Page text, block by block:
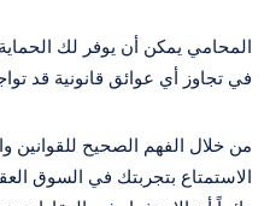
المحامي يمكن أن يوفر لك
في تجاوز أي عوائق قانونية قد
من خلال الفهم الصحيح للقوانين
الاستمتاع بتجربتك في السوق